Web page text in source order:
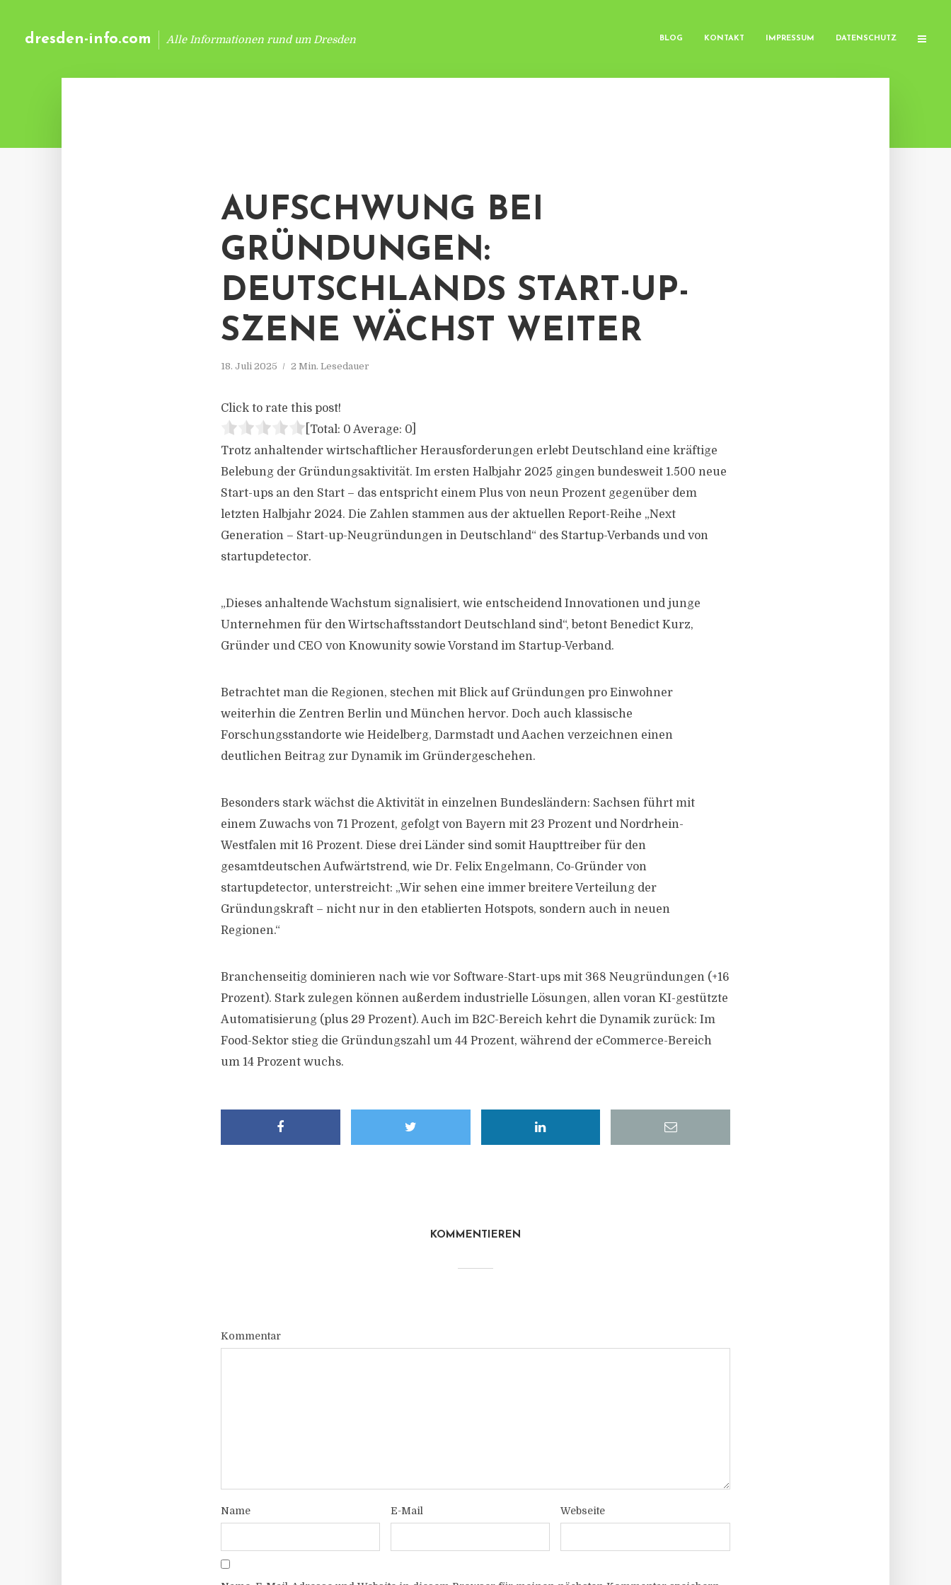
dresden-info.com Alle Informationen rund um Dresden BLOG KONTAKT IMPRESSUM DATENSCHUTZ
AUFSCHWUNG BEI
GRÜNDUNGEN:
DEUTSCHLANDS START-UP-
SZENE WÄCHST WEITER
18. Juli 2025 2 Min. Lesedauer
Click to rate this post!
[Total: 0 Average: 0
Trotz anhaltender wirtschaftlicher Herausforderungen erlebt Deutschland eine kräftige
Belebung der Gründungsaktivität. Im ersten Halbjahr 2025 gingen bundesweit 1.500 neue
Start-ups an den Start – das entspricht einem Plus von neun Prozent gegenüber dem
letzten Halbjahr 2024. Die Zahlen stammen aus der aktuellen Report-Reihe „Next
Generation – Start-up-Neugründungen in Deutschland“ des Startup-Verbands und von
startupdetector.
„Dieses anhaltende Wachstum signalisiert, wie entscheidend Innovationen und junge
Unternehmen für den Wirtschaftsstandort Deutschland sind“, betont Benedict Kurz,
Gründer und CEO von Knowunity sowie Vorstand im Startup-Verband.
Betrachtet man die Regionen, stechen mit Blick auf Gründungen pro Einwohner
weiterhin die Zentren Berlin und München hervor. Doch auch klassische
Forschungsstandorte wie Heidelberg, Darmstadt und Aachen verzeichnen einen
deutlichen Beitrag zur Dynamik im Gründergeschehen.
Besonders stark wächst die Aktivität in einzelnen Bundesländern: Sachsen führt mit
einem Zuwachs von 71 Prozent, gefolgt von Bayern mit 23 Prozent und Nordrhein-
Westfalen mit 16 Prozent. Diese drei Länder sind somit Haupttreiber für den
gesamtdeutschen Aufwärtstrend, wie Dr. Felix Engelmann, Co-Gründer von
startupdetector, unterstreicht: „Wir sehen eine immer breitere Verteilung der
Gründungskraft – nicht nur in den etablierten Hotspots, sondern auch in neuen
Regionen.“
Branchenseitig dominieren nach wie vor Software-Start-ups mit 368 Neugründungen (+16
Prozent). Stark zulegen können außerdem industrielle Lösungen, allen voran KI-gestützte
Automatisierung (plus 29 Prozent). Auch im B2C-Bereich kehrt die Dynamik zurück: Im
Food-Sektor stieg die Gründungszahl um 44 Prozent, während der eCommerce-Bereich
um 14 Prozent wuchs.
KOMMENTIEREN
Kommentar
Name E-Mail Webseite